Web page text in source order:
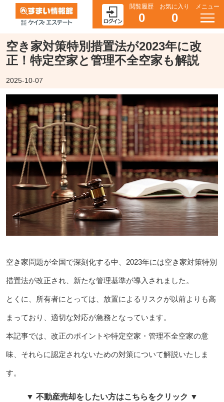
閲覧履歴
0
お気に入り
0
メニュー
空き家対策特別措置法が2023年に改
正！特定空家と管理不全空家も解説
2025-10-07
空き家問題が全国で深刻化する中、2023年には空き家対策特別
措置法が改正され、新たな管理基準が導入されました。
とくに、所有者にとっては、放置によるリスクが以前よりも高
まっており、適切な対応が急務となっています。
本記事では、改正のポイントや特定空家・管理不全空家の意
味、それらに認定されないための対策について解説いたしま
す。
▼ 不動産売却をしたい方はこちらをクリック ▼